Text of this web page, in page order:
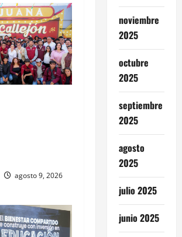
agosto 9, 2026
noviembre
2025
octubre
2025
septiembre
2025
agosto
2025
julio 2025
junio 2025